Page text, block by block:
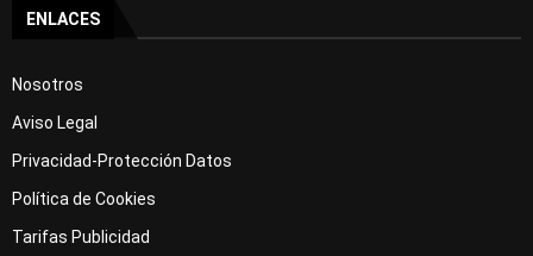
ENLACES
Nosotros
Aviso Legal
Privacidad-Protección Datos
Política de Cookies
Tarifas Publicidad